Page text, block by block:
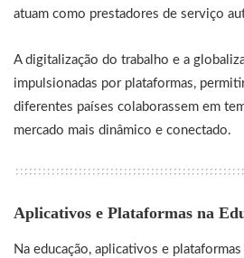
atuam como prestadores de serviço
A digitalização do trabalho e a
impulsionadas por plataformas,
diferentes países colaborassem em
mercado mais dinâmico e conectado.
Aplicativos e Plataformas na
Na educação, aplicativos e